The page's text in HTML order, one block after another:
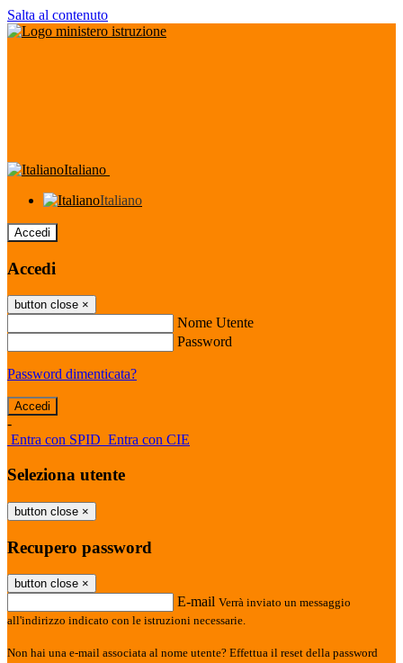
Salta al contenuto
Italiano
Italiano
Accedi
Accedi
button close ×
Nome Utente
Password
Password dimenticata?
-
Entra con SPID Entra con CIE
Seleziona utente
button close ×
Recupero password
button close ×
E-mail Verrà inviato un messaggio
all'indirizzo indicato con le istruzioni necessarie.
Non hai una e-mail associata al nome utente? Effettua il reset della password